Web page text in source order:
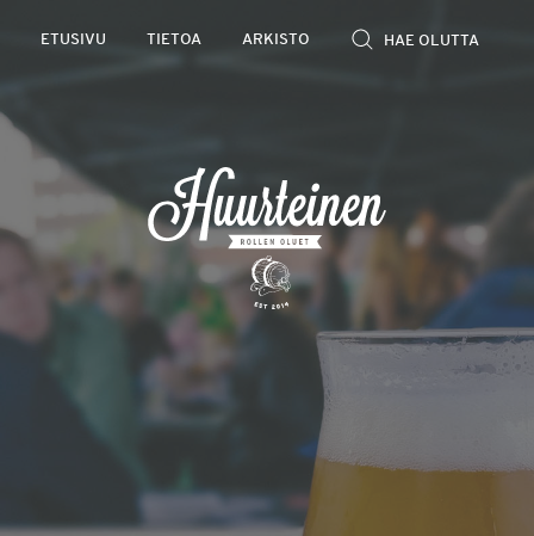
ETUSIVU TIETOA ARKISTO